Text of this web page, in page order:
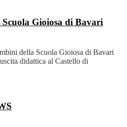
Gioiosa di Bavari
della Scuola Gioiosa di Bavari
didattica al Castello di